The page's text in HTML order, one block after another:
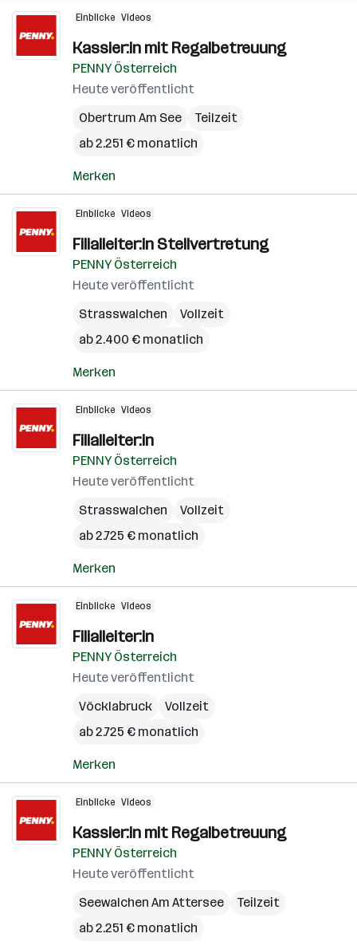
Einblicke Videos
Kassier:in mit Regalbetreuung
PENNY Österreich
Heute veröffentlicht
Obertrum Am See
Teilzeit
ab 2.251 € monatlich
Merken
Einblicke Videos
Filialleiter:in Stellvertretung
PENNY Österreich
Heute veröffentlicht
Strasswalchen
Vollzeit
ab 2.400 € monatlich
Merken
Einblicke Videos
Filialleiter:in
PENNY Österreich
Heute veröffentlicht
Strasswalchen
Vollzeit
ab 2.725 € monatlich
Merken
Einblicke Videos
Filialleiter:in
PENNY Österreich
Heute veröffentlicht
Vöcklabruck
Vollzeit
ab 2.725 € monatlich
Merken
Einblicke Videos
Kassier:in mit Regalbetreuung
PENNY Österreich
Heute veröffentlicht
Seewalchen Am Attersee
Teilzeit
ab 2.251 € monatlich